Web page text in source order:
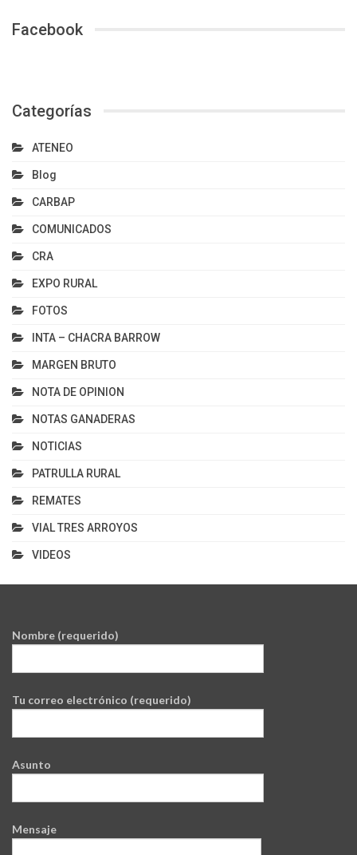
Facebook
Categorías
ATENEO
Blog
CARBAP
COMUNICADOS
CRA
EXPO RURAL
FOTOS
INTA – CHACRA BARROW
MARGEN BRUTO
NOTA DE OPINION
NOTAS GANADERAS
NOTICIAS
PATRULLA RURAL
REMATES
VIAL TRES ARROYOS
VIDEOS
Nombre (requerido)
Tu correo electrónico (requerido)
Asunto
Mensaje